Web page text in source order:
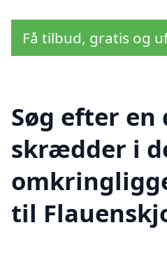
Få tilbud, gratis og
Søg efter
skrædder i
til